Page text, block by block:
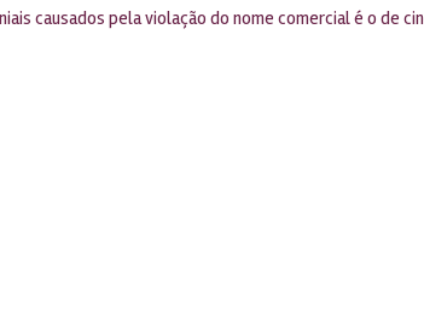
causados pela violação do nome comercial é o de